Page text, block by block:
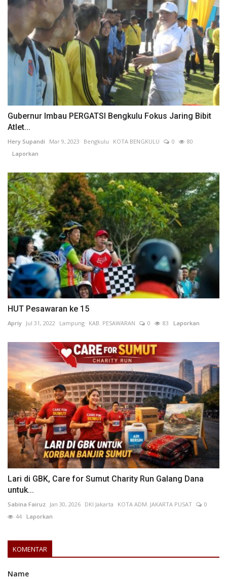
Gubernur Imbau PERGATSI Bengkulu Fokus Jaring Bibit
Atlet...
Hery Supandi Mar 9, 2023 Bengkulu KOTA BENGKULU 0
80
Laporkan
HUT Pesawaran ke 15
Apriy Jul 31, 2022 Lampung KAB. PESAWARAN 0 83 Laporkan
Lari di GBK, Care for Sumut Charity Run Galang Dana
untuk...
Sabina Fairuz Jan 30, 2026 DKI Jakarta KOTA ADM. JAKARTA PUSAT
0
44 Laporkan
KOMENTAR
Name